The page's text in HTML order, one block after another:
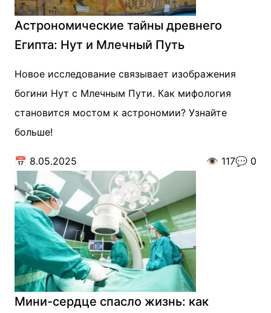
Астрономические тайны древнего
Египта: Нут и Млечный Путь
Новое исследование связывает изображения
богини Нут с Млечным Пути. Как мифология
становится мостом к астрономии? Узнайте
больше!
📅 8.05.2025 👁️ 117💬 0
Мини-сердце спасло жизнь: как